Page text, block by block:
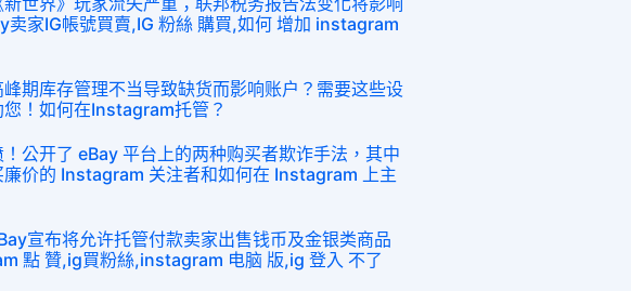
卖家IG帳號買賣,IG 粉絲 購買,如何 增加 instagram
期库存管理不当导致缺货而影响账户？需要这些设
您！如何在Instagram托管？
公开了 eBay 平台上的两种购买者欺诈手法，其中
廉价的 Instagram 关注者和如何在 Instagram 上主
宣布将允许托管付款卖家出售钱币及金银类商品
點 贊,ig買粉絲,instagram 电脑 版,ig 登入 不了